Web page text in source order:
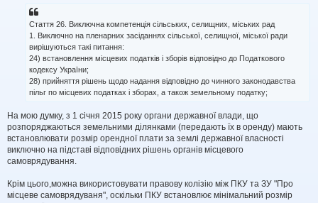
Стаття 26. Виключна компетенція сільських, селищних, міських рад
1. Виключно на пленарних засіданнях сільської, селищної, міської ради
вирішуються такі питання:
24) встановлення місцевих податків і зборів відповідно до Податкового
кодексу України;
28) прийняття рішень щодо надання відповідно до чинного законодавства
пільг по місцевих податках і зборах, а також земельному податку;
На мою думку, з 1 січня 2015 року органи державної влади, що
розпоряджаються земельними ділянками (передають їх в оренду) мають
встановлювати розмір орендної плати за землі державної власності
виключно на підставі відповідних рішень органів місцевого
самоврядування.
Крім цього,можна використовувати правову колізію між ПКУ та ЗУ "Про
місцеве самоврядуваня", оскільки ПКУ встановлює мінімальний розмір